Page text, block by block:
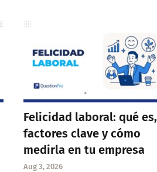
Felicidad laboral: qué es,
factores clave y cómo
medirla en tu empresa
Aug 3, 2026